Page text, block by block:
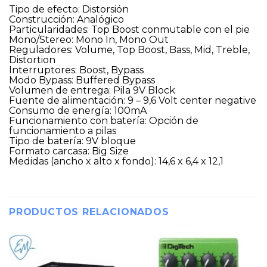
Tipo de efecto: Distorsión
Construcción: Analógico
Particularidades: Top Boost conmutable con el pie
Mono/Stereo: Mono In, Mono Out
Reguladores: Volume, Top Boost, Bass, Mid, Treble,
Distortion
Interruptores: Boost, Bypass
Modo Bypass: Buffered Bypass
Volumen de entrega: Pila 9V Block
Fuente de alimentación: 9 – 9,6 Volt center negative
Consumo de energía: 100mA
Funcionamiento con batería: Opción de
funcionamiento a pilas
Tipo de batería: 9V bloque
Formato carcasa: Big Size
Medidas (ancho x alto x fondo): 14,6 x 6,4 x 12,1
PRODUCTOS RELACIONADOS